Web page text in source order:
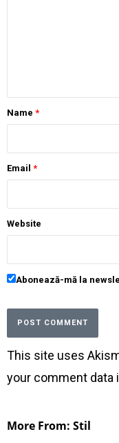
Name *
Email *
Website
Abonează-mă la
This site uses
your comment data
More From: Stil